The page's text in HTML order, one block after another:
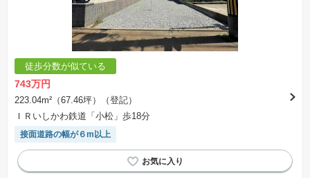
徒歩分数が似ている
743万円
223.04m²（67.46坪）（登記）
ＩＲいしかわ鉄道「小松」歩18分
接面道路の幅が６m以上